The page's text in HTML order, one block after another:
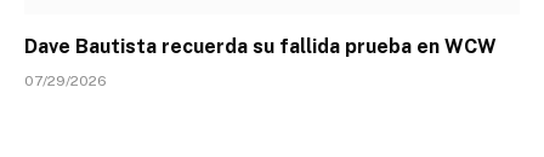
Dave Bautista recuerda su fallida prueba en WCW
07/29/2026